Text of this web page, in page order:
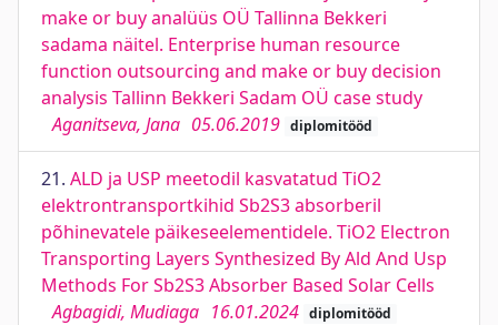
make or buy analüüs OÜ Tallinna Bekkeri
sadama näitel. Enterprise human resource
function outsourcing and make or buy decision
analysis Tallinn Bekkeri Sadam OÜ case study
Aganitseva, Jana 05.06.2019 diplomitööd
21. ALD ja USP meetodil kasvatatud TiO2
elektrontransportkihid Sb2S3 absorberil
põhinevatele päikeseelementidele. TiO2 Electron
Transporting Layers Synthesized By Ald And Usp
Methods For Sb2S3 Absorber Based Solar Cells
Agbagidi, Mudiaga 16.01.2024 diplomitööd